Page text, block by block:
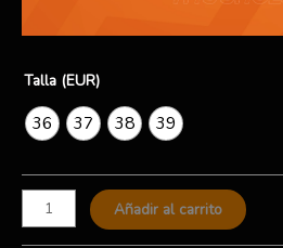
Talla (EUR)
36 37 38 39
Añadir al carrito